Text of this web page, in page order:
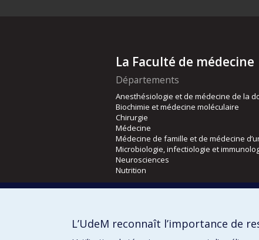
La Faculté de médecine
Départements
Anesthésiologie et de médecine de la
Biochimie et médecine moléculaire
Chirurgie
Médecine
Médecine de famille et de médecine
Microbiologie, infectiologie et
Neurosciences
Nutrition
Orthophonie et audiologie
L’UdeM reconnaît l’importance de